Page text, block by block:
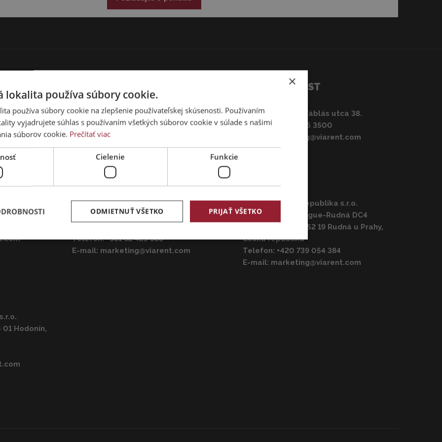
Viarent Kft.
2310 Szigetszentmiklós,
Leshegy utca 13.
Telefón:+36 1 505 3500
E-mail:marketing@viarent.com
HU – BUDAPEST
1097 Budapest, Táblás utca 38.
Telefón:
+36 1 505 3500
marketing@viarent.com
6.
SR – BELEHRAD / BEOGRAD
SDT Renting D.O.O.
Sretenjska 4, 11272, Dobanovci,
Telefón:+381 62 425 888
E-mail: marketing@viarent.com
CZ – PRAHA
VIARENT Česká republika s.r.o.
Prologis Park Prague-Rudná DC4
K Vypichu 1086, 252 19 Rudná u Prahy,
Česká republika
Telefon: +420 739 054 384
E-mail: marketing@viarent.com
Hodonín,
×
lokalita používa súbory cookie.
používa súbory cookie na zlepšenie používateľskej skúsenosti. Používaním
vyjadrujete súhlas s používaním všetkých súborov cookie v súlade s našimi
súborov cookie. Prečítať viac
Cielenie Funkcie
PRIJAŤ VŠETKO
ODMIETNUŤ VŠETKO